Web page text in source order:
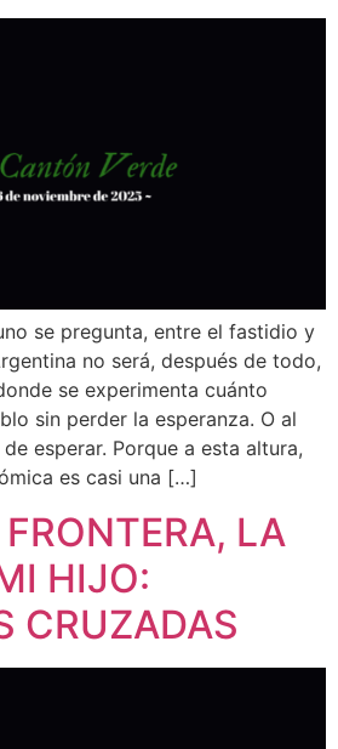
se pregunta, entre el fastidio y
no será, después de todo,
se experimenta cuánto
sin perder la esperanza. O al
esperar. Porque a esta altura,
es casi una […]
LA
HIJO:
CRUZADAS